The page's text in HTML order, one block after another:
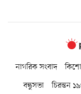
নাগরিক সংবাদ
বন্ধুসভা
চিরন্তন